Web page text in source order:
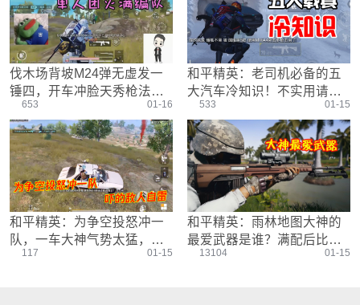
伐木场背坡M24弹无虚发一
锤四，开车冲脸天秀枪法单
人团灭满编队！
653 01-16
和平精英：老司机必备的五
大汽车冷知识！不实用请举
报我！
533 01-15
和平精英：为争空投怒冲一
队，一车大神气势太猛，吓
的敌人自雷？
117 01-15
和平精英：雨林地图大神的
最爱武器是谁？满配后比
mini更稳！
13104 01-15